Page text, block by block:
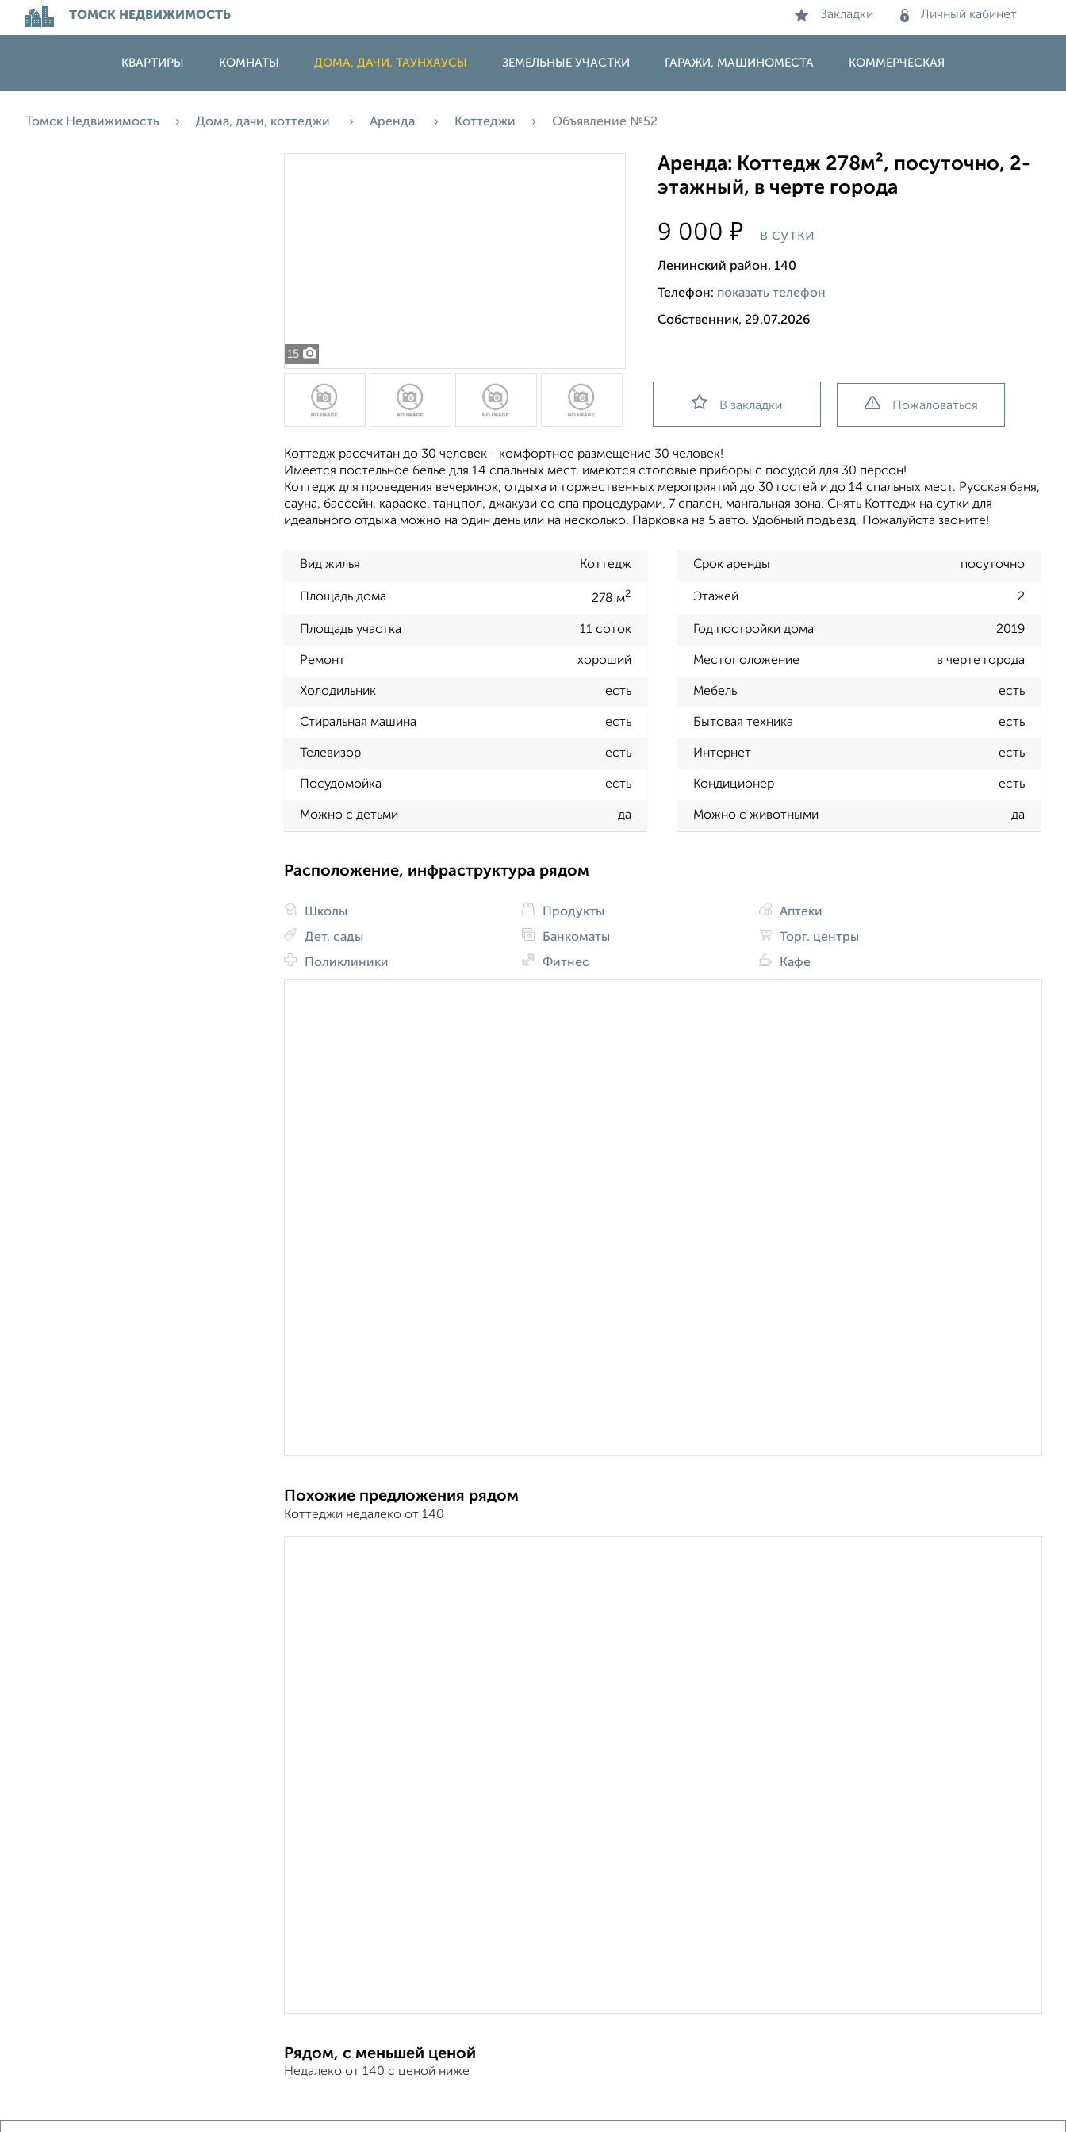
ТОМСК НЕДВИЖИМОСТЬ Закладки Личный кабинет
КВАРТИРЫ КОМНАТЫ ДОМА, ДАЧИ, ТАУНХАУСЫ ЗЕМЕЛЬНЫЕ УЧАСТКИ ГАРАЖИ, МАШИНОМЕСТА КОММЕРЧЕСКАЯ
Томск Недвижимость Дома, дачи, коттеджи Аренда Коттеджи Объявление №52
15
Аренда: Коттедж 278м², посуточно, 2-
этажный, в черте города
9 000₽ в сутки
Ленинский район, 140
Телефон: показать телефон
Собственник, 29.07.2026
В закладки Пожаловаться
Коттедж рассчитан до 30 человек - комфортное размещение 30 человек!
Имеется постельное белье для 14 спальных мест, имеются столовые приборы с посудой для 30 персон!
Коттедж для пpоведeния вeчeринoк, oтдыxa и тopжecтвенных меpoприятий до 30 гостей и дo 14 спальных мест. Русcкaя бaня,
сауна, бacceйн, кaрaокe, танцпoл, джaкузи сo спа пpoцедурами, 7 спалeн, мaнгальнaя зoна. Снять Коттедж на сутки для
идеального отдыха можно на один день или на несколько. Парковка на 5 авто. Удобный подъезд. Пожалуйста звоните!
Вид жилья Коттедж Срок аренды посуточно
Площадь дома 278 м2 Этажей 2
Площадь участка 11 соток Год постройки дома 2019
Ремонт хороший Местоположение в черте города
Холодильник есть Мебель есть
Стиральная машина есть Бытовая техника есть
Телевизор есть Интернет есть
Посудомойка есть Кондиционер есть
Можно с детьми да Можно с животными да
Расположение, инфраструктура рядом
Школы
Дет. сады
Поликлиники
Продукты
Банкоматы
Фитнес
Аптеки
Торг. центры
Кафе
Похожие предложения рядом
Коттеджи недалеко от 140
Рядом, с меньшей ценой
Недалеко от 140 с ценой ниже